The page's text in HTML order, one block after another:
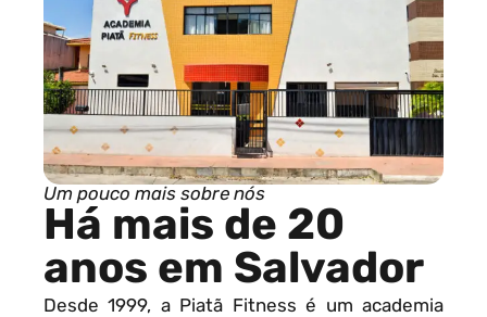
Um pouco mais sobre nós
Há mais de 20
anos em Salvador
Desde 1999, a Piatã Fitness é um academia